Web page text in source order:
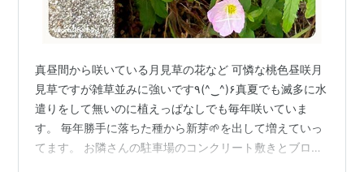
真昼間から咲いている月見草の花など 可憐な桃色昼咲月
見草ですが雑草並みに強いです٩(^‿^)۶真夏でも滅多に水
遣りをして無いのに植えっぱなしでも毎年咲いていま
す。 毎年勝手に落ちた種から新芽🌱を出して増えていっ
てます。 お隣さんの駐車場のコンクリート敷きとブロッ